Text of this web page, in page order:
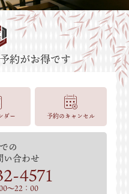
の
い合わせ
4571
～22：00
ダー 予約のキャンセル